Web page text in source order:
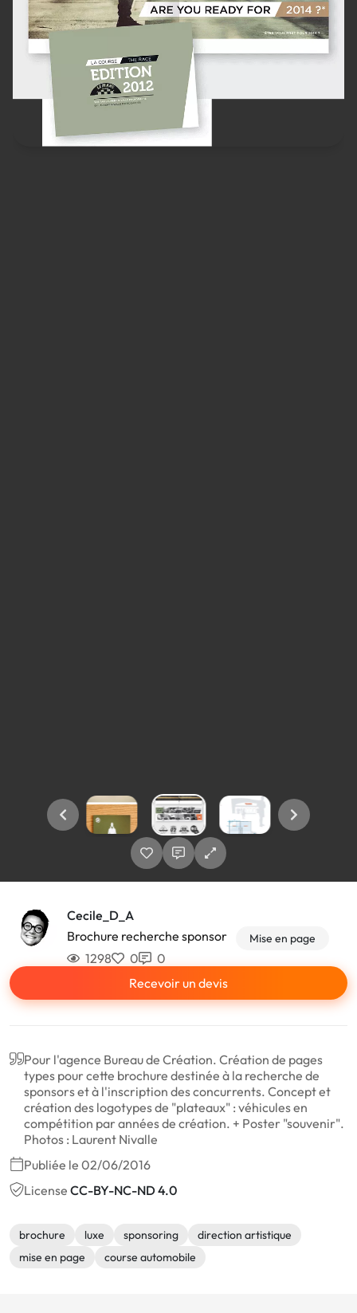
Cecile_D_A
Brochure recherche sponsor
Mise en page
1298 0
0
Recevoir un devis
Pour l'agence Bureau de Création. Création de pages
types pour cette brochure destinée à la recherche de
sponsors et à l'inscription des concurrents. Concept et
création des logotypes de "plateaux" : véhicules en
compétition par années de création. + Poster "souvenir".
Photos : Laurent Nivalle
Publiée le 02/06/2016
License CC-BY-NC-ND 4.0
brochure luxe sponsoring
direction artistique
mise en page
course automobile